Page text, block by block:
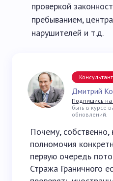
проверкой
пребыванием,
нарушителей и т.д.
Консультант
Дмитрий
Подпишись
быть в курсе
обновлений.
Почему, собственно,
полномочия
первую очередь
Стража Граничного